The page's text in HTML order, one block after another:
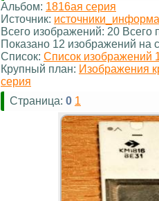
Альбом: 1816ая серия
Источник:
Всего изображений: 20
Показано 12 изображений на
Список: Список изображений
Крупный план: Изображения
серия
Страница: 0 1